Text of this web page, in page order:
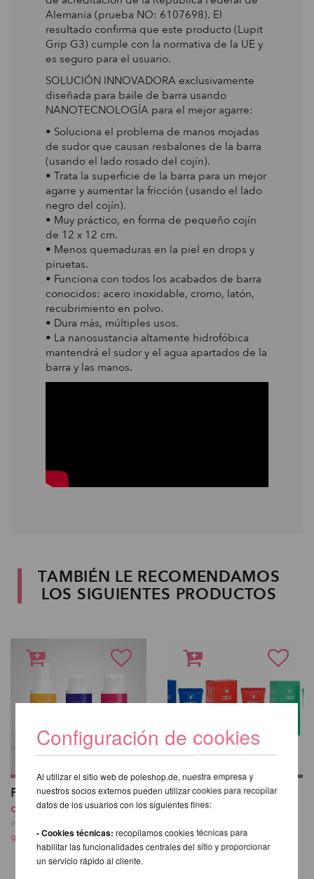
Alemania (prueba NO: 6107698). El
resultado confirma que este producto (Lupit
Grip G3) cumple con la normativa de la UE y
es seguro para el usuario.
SOLUCIÓN INNOVADORA exclusivamente
diseñada para baile de barra usando
NANOTECNOLOGÍA para el mejor agarre:
• Soluciona el problema de manos mojadas
de sudor que causan resbalones de la barra
(usando el lado rosado del cojín).
• Trata la superficie de la barra para un mejor
agarre y aumentar la fricción (usando el lado
negro del cojín).
• Muy práctico, en forma de pequeño cojín
de 12 x 12 cm.
• Menos quemaduras en la piel en drops y
piruetas.
• Funciona con todos los acabados de barra
conocidos: acero inoxidable, cromo, latón,
recubrimiento en polvo.
• Dura más, múltiples usos.
• La nanosustancia altamente hidrofóbica
mantendrá el sudor y el agua apartados de la
barra y las manos.
TAMBIÉN LE RECOMENDAMOS
LOS SIGUIENTES PRODUCTOS
Polipole Grip 50ml
desde 15,03 EUR
incl. 20 % I.V.A. exkl.
gastos de envio
Monkey Hands Grip
antibacteriano 50ml
incl. 20 % I.V.A. exkl.
gastos de envio
Configuración de cookies
Al utilizar el sitio web de poleshop.de, nuestra empresa y
nuestros socios externos pueden utilizar cookies para recopilar
datos de los usuarios con los siguientes fines:
- Cookies técnicas:recopilamos cookies técnicas para
habilitar las funcionalidades centrales del sitio y proporcionar
un servicio rápido al cliente.